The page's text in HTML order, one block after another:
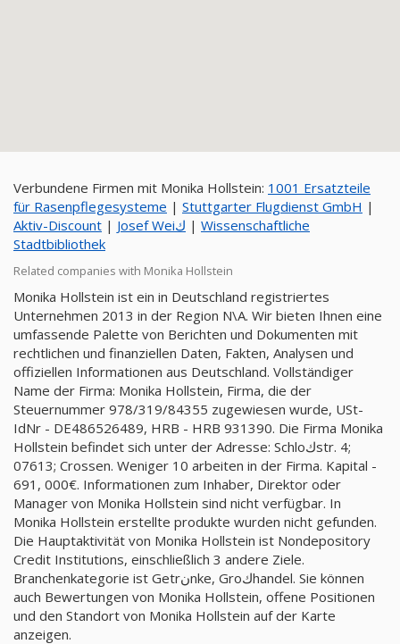
Verbundene Firmen mit Monika Hollstein: 1001 Ersatzteile
für Rasenpflegesysteme | Stuttgarter Flugdienst GmbH |
Aktiv-Discount | Josef Weiك | Wissenschaftliche
Stadtbibliothek
Related companies with Monika Hollstein
Monika Hollstein ist ein in Deutschland registriertes
Unternehmen 2013 in der Region N\A. Wir bieten Ihnen eine
umfassende Palette von Berichten und Dokumenten mit
rechtlichen und finanziellen Daten, Fakten, Analysen und
offiziellen Informationen aus Deutschland. Vollständiger
Name der Firma: Monika Hollstein, Firma, die der
Steuernummer 978/319/84355 zugewiesen wurde, USt-
IdNr - DE486526489, HRB - HRB 931390. Die Firma Monika
Hollstein befindet sich unter der Adresse: Schloكstr. 4;
07613; Crossen. Weniger 10 arbeiten in der Firma. Kapital -
691, 000€. Informationen zum Inhaber, Direktor oder
Manager von Monika Hollstein sind nicht verfügbar. In
Monika Hollstein erstellte produkte wurden nicht gefunden.
Die Hauptaktivität von Monika Hollstein ist Nondepository
Credit Institutions, einschließlich 3 andere Ziele.
Branchenkategorie ist Getrنnke, Groكhandel. Sie können
auch Bewertungen von Monika Hollstein, offene Positionen
und den Standort von Monika Hollstein auf der Karte
anzeigen.